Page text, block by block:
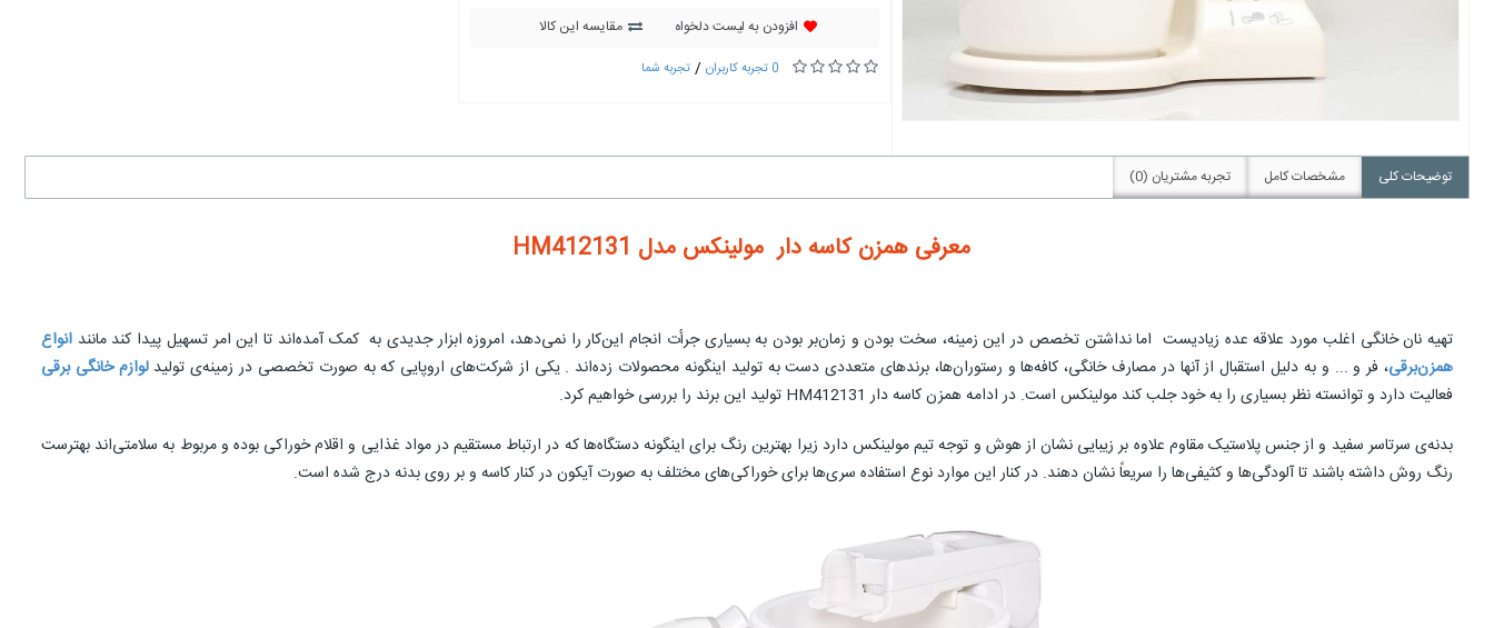
افزودن به لیست دلخواه مقایسه این کالا
0 تجربه کاربران / تجربه شما
توضیحات کلی مشخصات کامل تجربه مشتریان (0)
معرفی همزن کاسه دار مولینکس مدل HM412131
تهیه نان خانگی اغلب مورد علاقه عده زیادیست اما نداشتن تخصص در این زمینه، سخت بودن و زمان‌بر بودن به بسیاری جرأت انجام این‌کار را نمی‌دهد، امروزه ابزار جدیدی به کمک آمده‌اند تا این امر تسهیل پیدا کند مانند انواع
همزن‌برقی، فر و ... و به دلیل استقبال از آنها در مصارف خانگی، کافه‌ها و رستوران‌ها، برندهای متعددی دست به تولید اینگونه محصولات زده‌اند . یکی از شرکت‌های اروپایی که به صورت تخصصی در زمینه‌ی تولیدلوازم خانگی برقی
فعالیت دارد و توانسته نظر بسیاری را به خود جلب کند مولینکس است. در ادامه همزن کاسه دار HM412131 تولید این برند را بررسی خواهیم کرد.
بدنه‌ی سرتاسر سفید و از جنس پلاستیک مقاوم علاوه‌ بر زیبایی نشان از هوش و توجه تیم مولینکس دارد زیرا بهترین رنگ برای اینگونه دستگاه‌ها که در ارتباط مستقیم در مواد غذایی و اقلام خوراکی بوده و مربوط به سلامتی‌اند بهترست
رنگ روش داشته باشند تا آلودگی‌ها و کثیفی‌ها را سریعاً نشان دهند. در کنار این موارد نوع استفاده سری‌ها برای خوراکی‌های مختلف به صورت آیکون در کنار کاسه و بر روی بدنه درج شده است.